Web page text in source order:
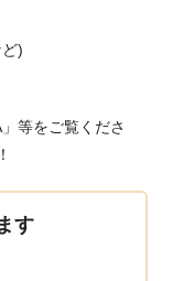
)
等をご覧くださ
す